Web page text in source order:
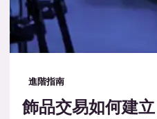
進階指南
飾品交易如何建